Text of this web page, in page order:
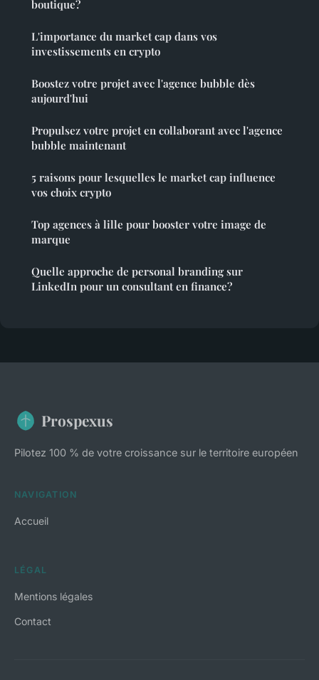
boutique?
L'importance du market cap dans vos
investissements en crypto
Boostez votre projet avec l'agence bubble dès
aujourd'hui
Propulsez votre projet en collaborant avec l'agence
bubble maintenant
5 raisons pour lesquelles le market cap influence
vos choix crypto
Top agences à lille pour booster votre image de
marque
Quelle approche de personal branding sur
LinkedIn pour un consultant en finance?
Prospexus
Pilotez 100 % de votre croissance sur le territoire européen
NAVIGATION
Accueil
LÉGAL
Mentions légales
Contact